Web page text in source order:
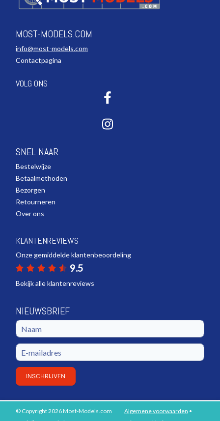
PLAATS IN WINKELWAGEN
MOST-MODELS.COM
info@most-models.com
Contactpagina
VOLG ONS
SNEL NAAR
Bestelwijze
Betaalmethoden
Bezorgen
Retourneren
Over ons
KLANTENREVIEWS
Onze gemiddelde klantenbeoordeling
9.5
Bekijk alle klantenreviews
NIEUWSBRIEF
INSCHRIJVEN
© Copyright 2026 Most-Models.com
Algemene voorwaarden •